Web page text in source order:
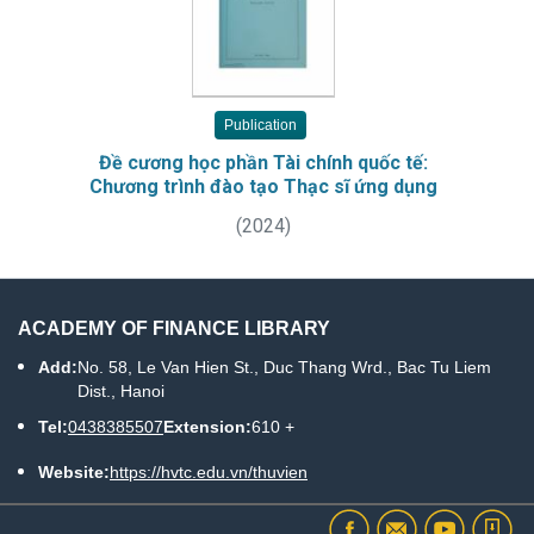
Publication
Đề cương học phần Tài chính quốc tế:
Chương trình đào tạo Thạc sĩ ứng dụng
(2024)
ACADEMY OF FINANCE LIBRARY
Add:No. 58, Le Van Hien St., Duc Thang Wrd., Bac Tu Liem
Dist., Hanoi
Tel:0438385507Extension:610 +
Website:https://hvtc.edu.vn/thuvien